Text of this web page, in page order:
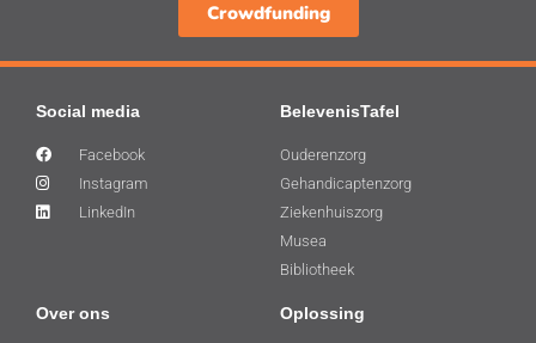
Crowdfunding
Social media
Facebook
Instagram
LinkedIn
BelevenisTafel
Ouderenzorg
Gehandicaptenzorg
Ziekenhuiszorg
Musea
Bibliotheek
Over ons Oplossing